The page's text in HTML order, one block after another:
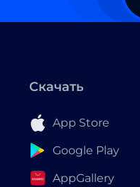
Скачать
App Store
Google Play
AppGallery